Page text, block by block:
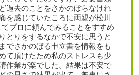
過去のことをさかのぼらなけれ
を感じていたころに両親が松川
プロに頼んでみることをすすめ
とりをするなかで不安に思うと
でさかのぼる申立書を情報をも
て頂けたため私のストレスも少
作業が楽でした。結果は不安で